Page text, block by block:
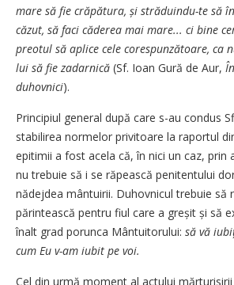
mare să fie crăpătura, și străduindu-te să
căzut, să faci căderea mai mare... ci bine
preotul să aplice cele cores­punzătoare, ca
lui să fie zadarnică (Sf. Ioan Gură de Aur,
duhovnici).
Principiul general după care s-au condus
stabilirea normelor privitoare la raportul
epitimii a fost acela că, în nici un caz, prin
nu trebuie să i se răpească penitentului
nădejdea mântuirii. Duhovnicul trebuie să
părintească pentru fiul care a greșit și să
înalt grad porunca Mântuitorului: să vă
cum Eu v-am iubit pe voi.
Cel din urmă moment al actului